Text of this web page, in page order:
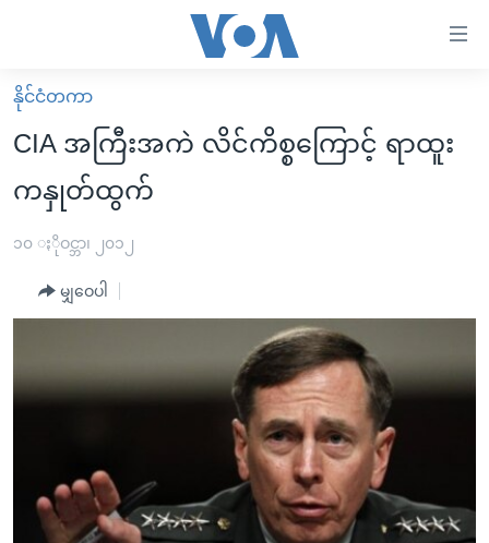
လွယ်ကူ
စေ
များ
အကြောင်းအရာ
မူလစာမျက်နှာ
မြန်မာ
ကမ္ဘာ့သတင်းများ
နိုင်ငံတကာ
ဗွီဒီယို
ရပ်ဝန်းတခု လမ်းတခု အလွန်
အမေရိကန်သုံးအီဒီယံ
ရုပ်ရှင်ထဲက အင်္ဂလိပ်စာ
သုတပဒေသာ အင်္ဂလိပ်စာ
အပတ်စဉ်ကဏ္ဍများ
ရေဒီယိုနှင့်ရုပ်သံ အချက်အလက်များ
ရေဒီယို/တီဗွီအစီအစဉ်
Learning English
နိုင်ငံတကာ
CIA အကြီးအကဲ လိင်ကိစ္စကြောင့် ရာထူး
ကနှုတ်ထွက်
၁၀ ႏိုဝင္ဘာ၊ ၂၀၁၂
မျှဝေပါ